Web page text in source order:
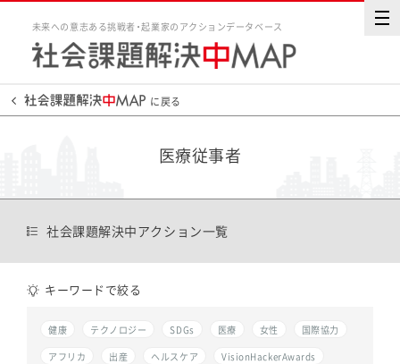
未来への意志ある挑戦者・起業家のアクションデータベース
に戻る
医療従事者
社会課題解決中アクション一覧
キーワードで絞る
健康 テクノロジー SDGs 医療 女性
国際協力
アフリカ
出産 ヘルスケア
VisionHackerAwards